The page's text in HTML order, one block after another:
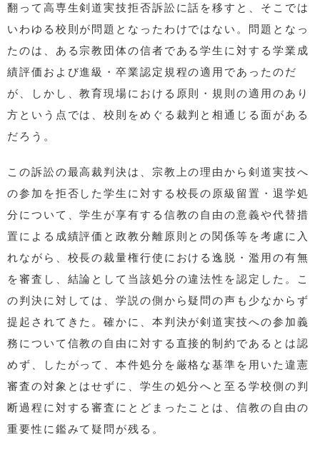
翻って高専生剣道実技拒否訴訟に話を移すと、そこでは
いわゆる校則が問題となったわけではない。問題となっ
たのは、ある宗教団体の信者である学生に対する学業成
績評価および進級・卒業認定規程の適用であったのだ
が、しかし、教育現場における原則・規則の適用のあり
方という点では、校則をめぐる裁判と相通じる面がある
だろう。
この訴訟の最高裁判決は、宗教上の理由から剣道実技へ
の参加を拒否した学生に対する校長の原級留置・退学処
分について、学生が享有する信教の自由の意義や代替措
置による成績評価と政教分離原則との関係等を考慮に入
れながら、校長の裁量権行使における逸脱・濫用の有無
を審査し、結論として当該処分の違法性を認定した。こ
の判決に対しては、学説の側から疑問の声も少なからず
提起されてきた。確かに、本判決が剣道実技への参加義
務について信教の自由に対する直接的制約であるとは認
めず、したがって、本件処分を厳格な基準を用いた違憲
審査の対象とはせずに、学生の処分へと至る学校側の判
断過程に対する審査にとどまったことは、信教の自由の
重要性に鑑みて疑問が残る。